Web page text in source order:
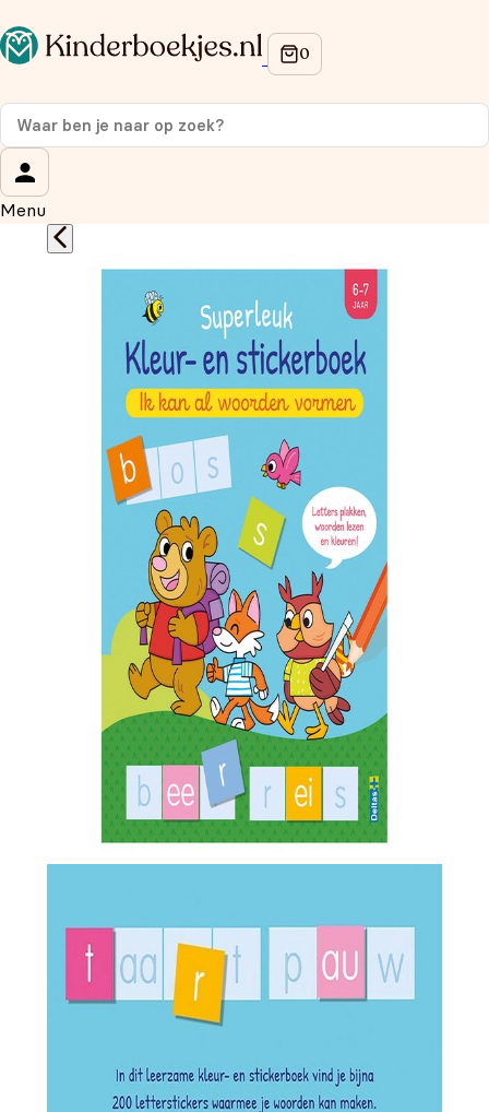
Menu
Op de hoogte blijven van onze acties?
Meld je aan voor onze nieuwsbrief en ontvang
korting
Wat is je voornaam?
Wat is je e-mailadres?
Aanmelden
We gebruiken je gegevens om contact op te nemen, in
overeenstemming met onsprivacybeleid.